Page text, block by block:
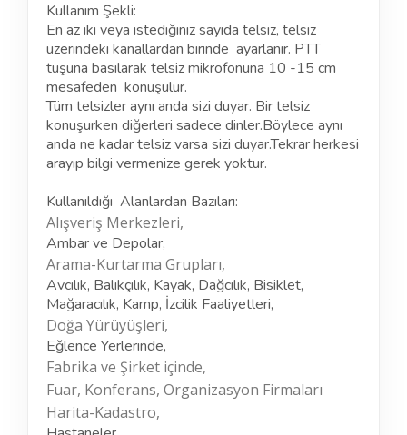
Kullanım Şekli:
En az iki veya istediğiniz sayıda telsiz, telsiz
üzerindeki kanallardan birinde ayarlanır. PTT
tuşuna basılarak telsiz mikrofonuna 10 -15 cm
mesafeden konuşulur.
Tüm telsizler aynı anda sizi duyar. Bir telsiz
konuşurken diğerleri sadece dinler.Böylece aynı
anda ne kadar telsiz varsa sizi duyar.Tekrar herkesi
arayıp bilgi vermenize gerek yoktur.
Kullanıldığı Alanlardan Bazıları:
Alışveriş Merkezleri,
Ambar ve Depolar,
Arama-Kurtarma Grupları,
Avcılık, Balıkçılık, Kayak, Dağcılık, Bisiklet,
Mağaracılık, Kamp, İzcilik Faaliyetleri,
Doğa Yürüyüşleri,
Eğlence Yerlerinde,
Fabrika ve Şirket içinde,
Fuar, Konferans, Organizasyon Firmaları
Harita-Kadastro,